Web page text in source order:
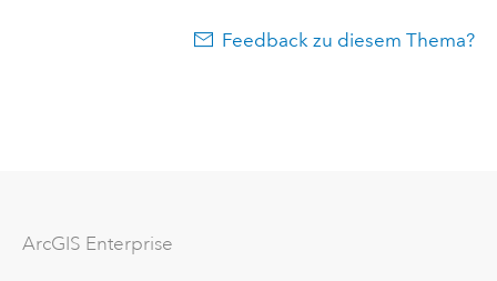
Feedback zu diesem Thema?
ArcGIS Enterprise